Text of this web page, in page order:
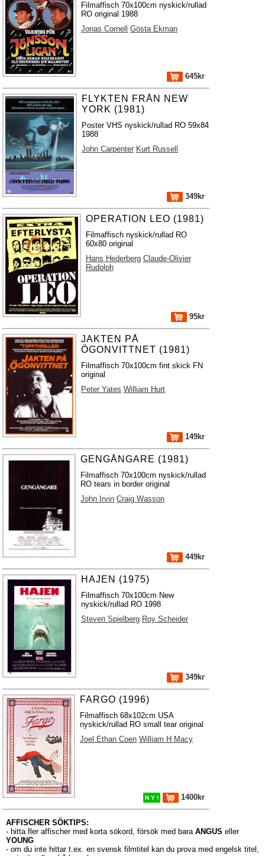
Filmaffisch 70x100cm nyskick/rullad
RO original 1988
Jonas Cornell
Gösta Ekman
645kr
FLYKTEN FRÅN NEW
YORK (1981)
Poster VHS nyskick/rullad RO 59x84
1988
John Carpenter Kurt Russell
349kr
OPERATION LEO (1981)
Filmaffisch nyskick/rullad RO
60x80 original
Hans Hederberg Claude-Olivier
Rudolph
95kr
JAKTEN PÅ
ÖGONVITTNET (1981)
Filmaffisch 70x100cm fint skick FN
original
Peter Yates William Hurt
149kr
GENGÅNGARE (1981)
Filmaffisch 70x100cm nyskick/rullad
RO tears in border original
John Irvin Craig Wasson
449kr
HAJEN (1975)
Filmaffisch 70x100cm New
nyskick/rullad RO 1998
Steven Spielberg Roy Scheider
349kr
FARGO (1996)
Filmaffisch 68x102cm USA
nyskick/rullad RO small tear original
Joel Ethan Coen William H Macy
N Y ! 1400kr
AFFISCHER SÖKTIPS:
- hitta fler affischer med korta sökord, försök med bara ANGUS eller
YOUNG
- om du inte hittar t.ex. en svensk filmtitel kan du prova med engelsk titel,